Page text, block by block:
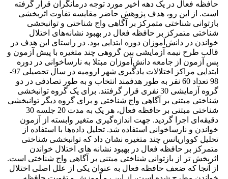
حافظه فعال در یک دهه اخیر مورد توجه درمانگران قرار گرفته
است. از این رو، هدف پژوهش حاضر مقایسه تفاوت اثربخشی
بازتوانی شناختی متمرکز بر آگاهی واج شناختی و توانبخشی
شناختی متمرکز بر حافظه فعال در بهبود نشانه‌های اختلال
خواندن در دانش‌آموزان دوره ابتدایی بود. در راستای این هدف در
قالب طرح نیمه آزمایشی بین گروهی چند متغیره با پیش آزمون و
پس آزمون از جامعه دانش‌آموزان مبتلا به نارساخوانی در دوره
ابتدایی مراکز اختلالات یادگیری شهر ارومیه در سال تحصیلی 97-
98 تعداد 60 نفر به طور هدفمند انتخاب و به طور تصادفی در دو
گروه آزمایشی 30 نفری قرار گرفتند. برای یک گروه توانبخشی
شناختی مبتنی بر آگاهی واج شناختی و برای گروه دیگر توانبخشی
شناختی مبتنی بر حافظه فعال، هر یک به مدت 20 جلسه 30
دقیقه‌ای اجرا گردید. جهت اندازه‌گیری متغیر وابسته از آزمون
خواندن و نارساخوانی استفاده شد. تحلیل داده‌ها با استفاده از
تحلیل کوواریانس چند متغیره نشان داد که توانبخشی شناختی
متمرکز بر حافظه فعال در بهبود نشانه های اختلال خواندن
اثربخش تر از بازتوانی شناختی مبتنی بر آگاهی واج شناختی است.
از آنجا که ضعف حافظه فعال به عنوان یکی از علل اصلی اختلال